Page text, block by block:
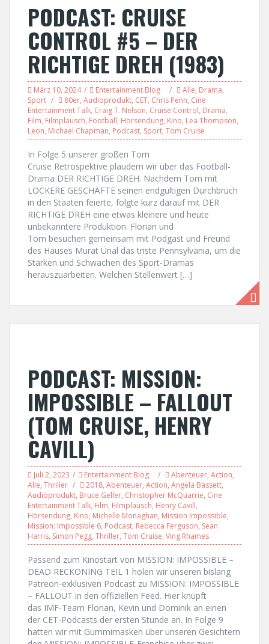
PODCAST: CRUISE
CONTROL #5 – DER
RICHTIGE DREH (1983)
März 10, 2024 Entertainment Blog Alle, Drama,
Sport
80er, Audioprodukt, CET, Chris Penn, Cine
Entertainment Talk, Craig T. Nelson, Cruise Control, Drama,
Film, Filmplausch, Football, Hörsendung, Kino, Lea Thompson,
Leon, Michael Chapman, Podcast, Sport, Tom Cruise
In Folge 5 unserer großen Tom
Cruise Retrospektive plaudern wir über das Football-
Drama DER RICHTIGE DREH. Nachdem Tom mit
LOCKERE GESCHÄFTE seinen endgültigen Durchbruch
in den Staaten feierte, folgte kurz darauf mit DER
RICHTIGE DREH eine etwas kleinere und heute
unbekanntere Produktion. Florian und
Tom besuchen gemeinsam mit Podgast und Freund
des Hauses Murat Ünal das triste Pennsylvania, um die
Stärken und Schwächen des Sport-Dramas
herauszuarbeiten. Welchen Stellenwert […]
PODCAST: MISSION:
IMPOSSIBLE – FALLOUT
(TOM CRUISE, HENRY
CAVILL)
Juli 2, 2023 Entertainment Blog Abenteuer, Action,
Alle, Thriller 2018, Abenteuer, Action, Angela Bassett,
Audioprodukt, Bruce Geller, Christopher McQuarrie, Cine
Entertainment Talk, Film, Filmplausch, Henry Cavill,
Hörsendung, Kino, Michelle Monaghan, Mission Impossible,
Mission: Impossible 6, Podcast, Rebecca Ferguson, Sean
Harris, Simon Pegg, Thriller, Tom Cruise, Ving Rhames
Passend zum Kinostart von MISSION: IMPOSSIBLE –
DEAD RECKONING TEIL 1 holen wir unseren bislang
Patreon-exklusiven Podcast zu MISSION: IMPOSSIBLE
– FALLOUT in den offiziellen Feed. Hier knüpft
das IMF-Team Florian, Kevin und Dominik an einen
der CET-Podcasts der ersten Stunde an. In Folge 9
hatten wir mit Gummimasken über unseren Gesichtern